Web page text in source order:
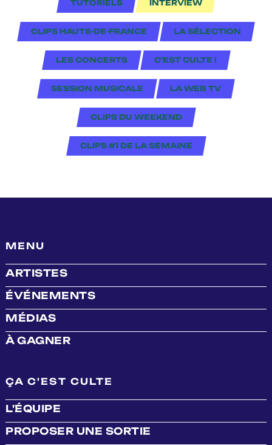
TUTORIELS INTERVIEW
CLIPS HAUTS-DE-FRANCE LA SÉLECTION
LES CONCERTS C'EST CULTE !
SESSION MUSICALE LA WEB TV
CLIPS DU WEEKEND
CLIPS #1 DE LA SEMAINE
MENU
ARTISTES
ÉVÉNEMENTS
MÉDIAS
À GAGNER
ÇA C'EST CULTE
L'ÉQUIPE
PROPOSER UNE SORTIE